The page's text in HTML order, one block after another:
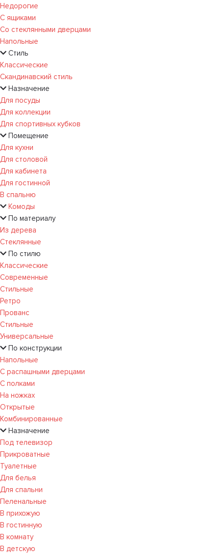
Недорогие
С ящиками
Со стеклянными дверцами
Напольные
Стиль
Классические
Скандинавский стиль
Назначение
Для посуды
Для коллекции
Для спортивных кубков
Помещение
Для кухни
Для столовой
Для кабинета
Для гостинной
В спальню
Комоды
По материалу
Из дерева
Стеклянные
По стилю
Классические
Современные
Стильные
Ретро
Прованс
Стильные
Универсальные
По конструкции
Напольные
С распашными дверцами
С полками
На ножках
Открытые
Комбинированные
Назначение
Под телевизор
Прикроватные
Туалетные
Для белья
Для спальни
Пеленальные
В прихожую
В гостинную
В комнату
В детскую